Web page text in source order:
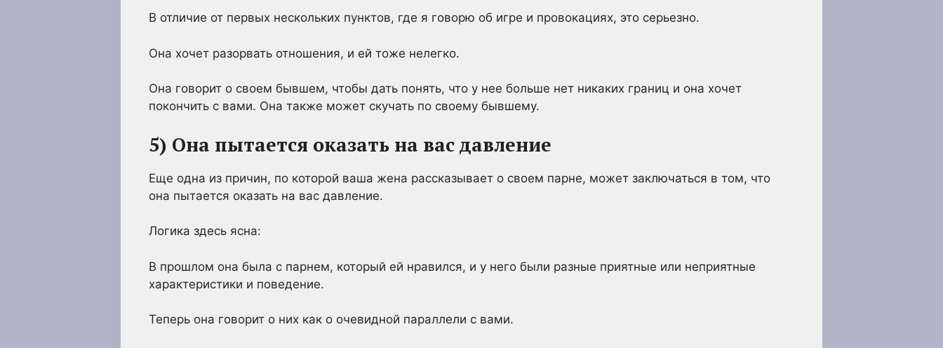
В отличие от первых нескольких пунктов, где я говорю об игре и провокациях, это серьезно.
Она хочет разорвать отношения, и ей тоже нелегко.
Она говорит о своем бывшем, чтобы дать понять, что у нее больше нет никаких границ и она хочет
покончить с вами. Она также может скучать по своему бывшему.
5) Она пытается оказать на вас давление
Еще одна из причин, по которой ваша жена рассказывает о своем парне, может заключаться в том, что
она пытается оказать на вас давление.
Логика здесь ясна:
В прошлом она была с парнем, который ей нравился, и у него были разные приятные или неприятные
характеристики и поведение.
Теперь она говорит о них как о очевидной параллели с вами.